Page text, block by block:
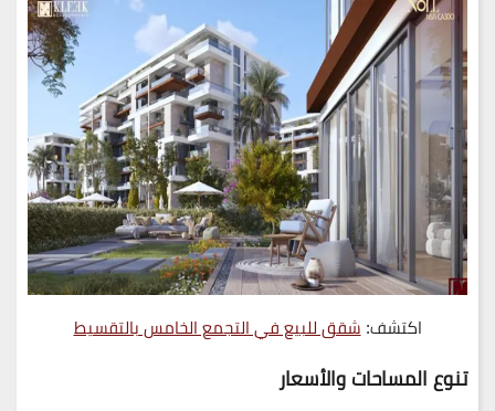
اكتشف:شقق للبيع في التجمع الخامس بالتقسيط
تنوع المساحات والأسعار